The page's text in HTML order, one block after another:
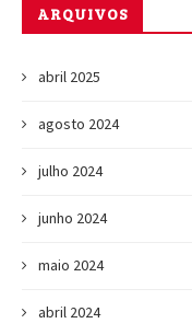
ARQUIVOS
abril 2025
agosto 2024
julho 2024
junho 2024
maio 2024
abril 2024